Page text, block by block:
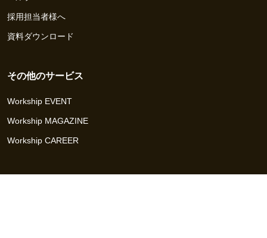
採用担当者様へ
資料ダウンロード
その他のサービス
Workship EVENT
Workship MAGAZINE
Workship CAREER